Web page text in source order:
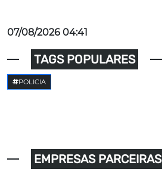
07/08/2026 04:41
TAGS POPULARES
POLICIA
EMPRESAS PARCEIRAS